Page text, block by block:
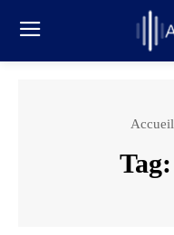
Accueil
Tag: